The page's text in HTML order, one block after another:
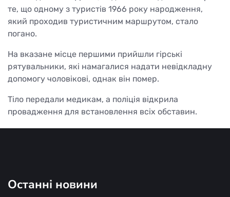
те, що одному з туристів 1966 року народження,
який проходив туристичним маршрутом, стало
погано.
На вказане місце першими прийшли гірські
рятувальники, які намагалися надати невідкладну
допомогу чоловікові, однак він помер.
Тіло передали медикам, а поліція відкрила
провадження для встановлення всіх обставин.
Останні новини